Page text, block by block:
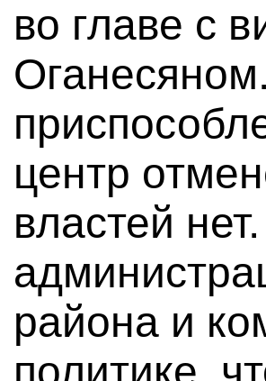
во главе с
центр
властей
района и